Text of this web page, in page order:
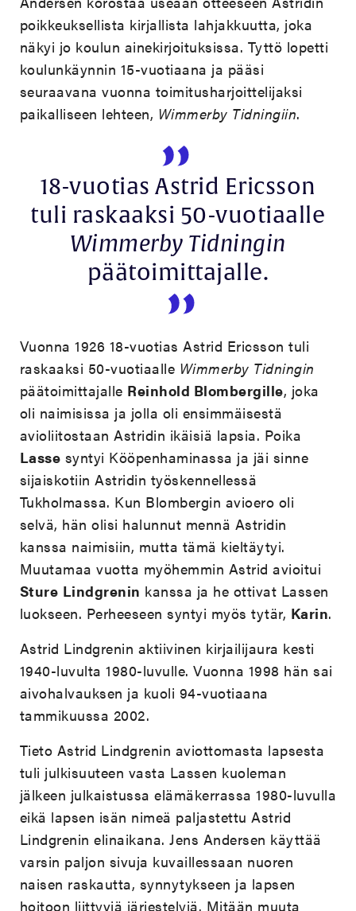
poikkeuksellista kirjallista lahjakkuutta, joka
näkyi jo koulun ainekirjoituksissa. Tyttö lopetti
koulunkäynnin 15-vuotiaana ja pääsi
seuraavana vuonna toimitusharjoittelijaksi
paikalliseen lehteen, Wimmerby Tidningiin.
18-vuotias Astrid Ericsson
tuli raskaaksi 50-vuotiaalle
Wimmerby Tidningin
päätoimittajalle.
Vuonna 1926 18-vuotias Astrid Ericsson tuli
raskaaksi 50-vuotiaalle Wimmerby Tidningin
päätoimittajalle Reinhold Blombergille, joka
oli naimisissa ja jolla oli ensimmäisestä
avioliitostaan Astridin ikäisiä lapsia. Poika
Lasse syntyi Kööpenhaminassa ja jäi sinne
sijaiskotiin Astridin työskennellessä
Tukholmassa. Kun Blombergin avioero oli
selvä, hän olisi halunnut mennä Astridin
kanssa naimisiin, mutta tämä kieltäytyi.
Muutamaa vuotta myöhemmin Astrid avioitui
Sture Lindgrenin kanssa ja he ottivat Lassen
luokseen. Perheeseen syntyi myös tytär, Karin.
Astrid Lindgrenin aktiivinen kirjailijaura kesti
1940-luvulta 1980-luvulle. Vuonna 1998 hän sai
aivohalvauksen ja kuoli 94-vuotiaana
tammikuussa 2002.
Tieto Astrid Lindgrenin aviottomasta lapsesta
tuli julkisuuteen vasta Lassen kuoleman
jälkeen julkaistussa elämäkerrassa 1980-luvulla
eikä lapsen isän nimeä paljastettu Astrid
Lindgrenin elinaikana. Jens Andersen käyttää
varsin paljon sivuja kuvaillessaan nuoren
naisen raskautta, synnytykseen ja lapsen
hoitoon liittyviä järjestelyjä. Mitään muuta